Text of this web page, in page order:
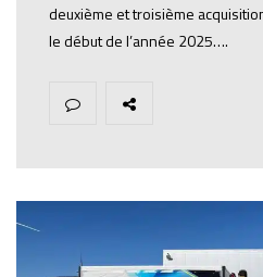
deuxième et troisième
le début de l’année 2025….